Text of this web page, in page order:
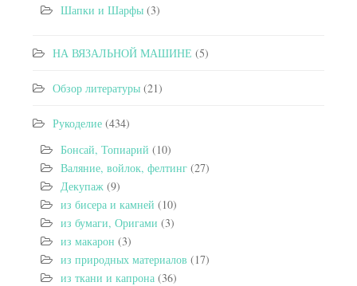
Шапки и Шарфы (3)
НА ВЯЗАЛЬНОЙ МАШИНЕ (5)
Обзор литературы (21)
Рукоделие (434)
Бонсай, Топиарий (10)
Валяние, войлок, фелтинг (27)
Декупаж (9)
из бисера и камней (10)
из бумаги, Оригами (3)
из макарон (3)
из природных материалов (17)
из ткани и капрона (36)